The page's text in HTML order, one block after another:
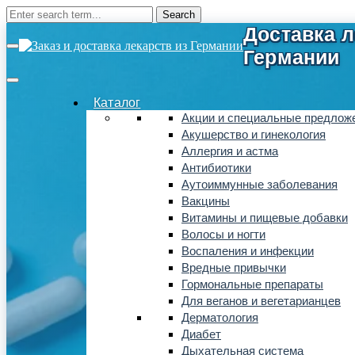
Каталог
Акции и специальные
Акушерство и гинекология
Аллергия и астма
Антибиотики
Аутоиммунные заболевания
Вакцины
Витамины и пищевые добавки
Волосы и ногти
Воспаления и инфекции
Вредные привычки
Гормональные препараты
Для веганов и вегетарианцев
Дерматология
Диабет
Дыхательная система